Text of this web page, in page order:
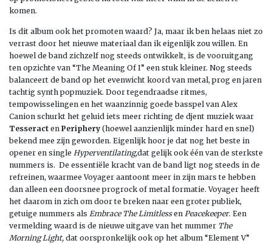
komen.
Is dit album ook het promoten waard? Ja, maar ik ben helaas niet zo
verrast door het nieuwe materiaal dan ik eigenlijk zou willen. En
hoewel de band zichzelf nog steeds ontwikkelt, is de vooruitgang
ten opzichte van “The Meaning Of I” een stuk kleiner. Nog steeds
balanceert de band op het evenwicht koord van metal, prog en jaren
tachtig synth popmuziek. Door tegendraadse ritmes,
tempowisselingen en het waanzinnig goede basspel van Alex
Canion schurkt het geluid iets meer richting de djent muziek waar
Tesseract en Periphery(hoewel aanzienlijk minder hard en snel)
bekend mee zijn geworden. Eigenlijk hoor je dat nog het beste in
opener en single Hyperventilating,dat gelijk ook één van de sterkste
nummers is. De essentiële kracht van de band ligt nog steeds in de
refreinen, waarmee Voyager aantoont meer in zijn mars te hebben
dan alleen een doorsnee progrock of metal formatie. Voyager heeft
het daarom in zich om door te breken naar een groter publiek,
getuige nummers als Embrace The Limitlessen Peacekeeper. Een
vermelding waard is de nieuwe uitgave van het nummer The
Morning Light, dat oorspronkelijk ook op het album “Element V”